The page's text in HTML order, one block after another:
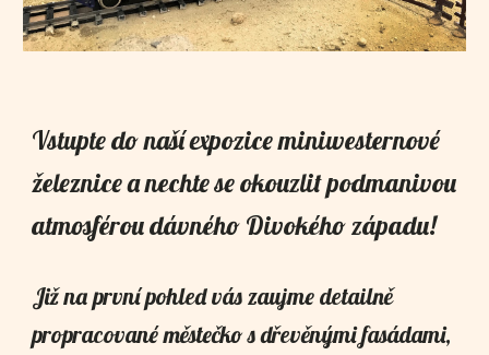
Vstupte do naší expoziceminiwesternové
železnicea nechte se okouzlit podmanivou
atmosférou dávného Divokého západu!
Již na první pohled vás zaujme detailně
propracované městečko s dřevěnými fasádami,